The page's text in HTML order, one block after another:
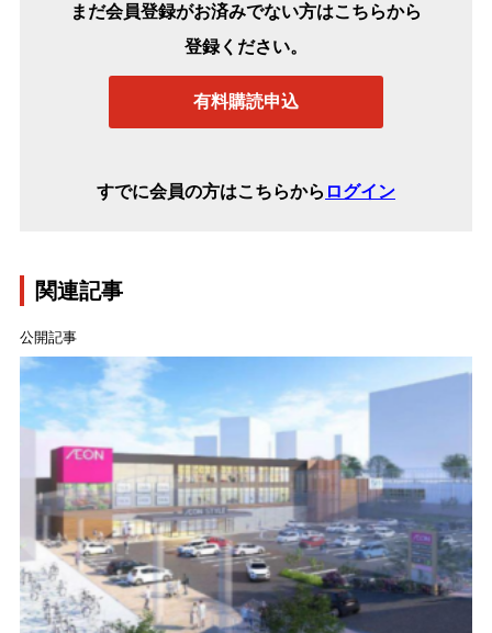
まだ会員登録がお済みでない方はこちらから
登録ください。
有料購読申込
すでに会員の方はこちらから ログイン
関連記事
公開記事